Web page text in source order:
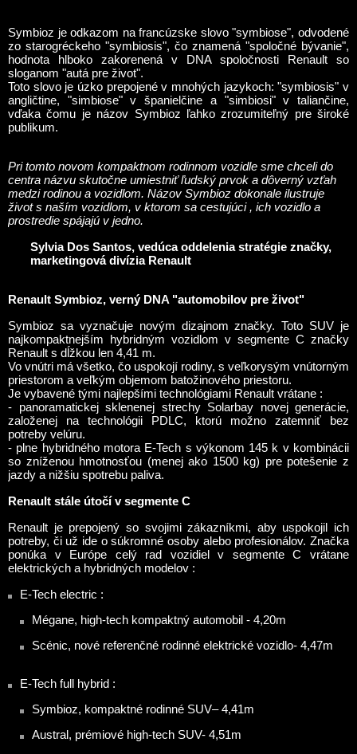
Symbioz je odkazom na francúzske slovo "symbiose", odvodené
zo starogréckeho "symbiosis", čo znamená "spoločné bývanie",
hodnota hlboko zakorenená v DNA spoločnosti Renault so
sloganom "autá pre život".
Toto slovo je úzko prepojené v mnohých jazykoch: "symbiosis" v
angličtine, "simbiose" v španielčine a "simbiosi" v taliančine,
vďaka čomu je názov Symbioz ľahko zrozumiteľný pre široké
publikum.
Pri tomto novom kompaktnom rodinnom vozidle sme chceli do
centra názvu skutočne umiestniť ľudský prvok a dôverný vzťah
medzi rodinou a vozidlom. Názov Symbioz dokonale ilustruje
život s naším vozidlom, v ktorom sa cestujúci , ich vozidlo a
prostredie spájajú v jedno.
Sylvia Dos Santos, vedúca oddelenia stratégie značky,
marketingová divízia Renault
Renault Symbioz, verný DNA "automobilov pre život"
Symbioz sa vyznačuje novým dizajnom značky. Toto SUV je
najkompaktnejším hybridným vozidlom v segmente C značky
Renault s dĺžkou len 4,41 m.
Vo vnútri má všetko, čo uspokojí rodiny, s veľkorysým vnútorným
priestorom a veľkým objemom batožinového priestoru.
Je vybavené tými najlepšími technológiami Renault vrátane :
- panoramatickej sklenenej strechy Solarbay novej generácie,
založenej na technológii PDLC, ktorú možno zatemniť bez
potreby velúru.
- plne hybridného motora E-Tech s výkonom 145 k v kombinácii
so zníženou hmotnosťou (menej ako 1500 kg) pre potešenie z
jazdy a nižšiu spotrebu paliva.
Renault stále útočí v segmente C
Renault je prepojený so svojimi zákazníkmi, aby uspokojil ich
potreby, či už ide o súkromné osoby alebo profesionálov. Značka
ponúka v Európe celý rad vozidiel v segmente C vrátane
elektrických a hybridných modelov :
E-Tech electric :
Mégane, high-tech kompaktný automobil - 4,20m
Scénic, nové referenčné rodinné elektrické vozidlo- 4,47m
E-Tech full hybrid :
Symbioz, kompaktné rodinné SUV– 4,41m
Austral, prémiové high-tech SUV- 4,51m